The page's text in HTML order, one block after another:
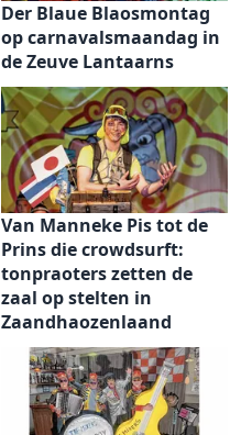
Der Blaue Blaosmontag
op carnavalsmaandag in
de Zeuve Lantaarns
Van Manneke Pis tot de
Prins die crowdsurft:
tonpraoters zetten de
zaal op stelten in
Zaandhaozenlaand